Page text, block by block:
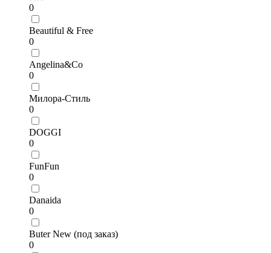
0
Beautiful & Free
0
Angelina&Co
0
Милора-Стиль
0
DOGGI
0
FunFun
0
Danaida
0
Buter New (под заказ)
0